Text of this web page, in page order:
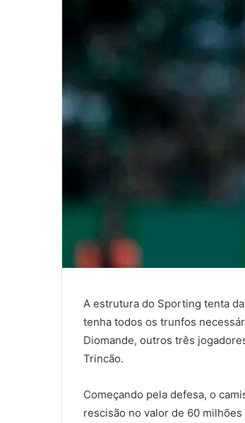
A estrutura do Sporting tenta
tenha todos os trunfos
Diomande, outros três
Trincão.
Começando pela defesa, o
rescisão no valor de 60